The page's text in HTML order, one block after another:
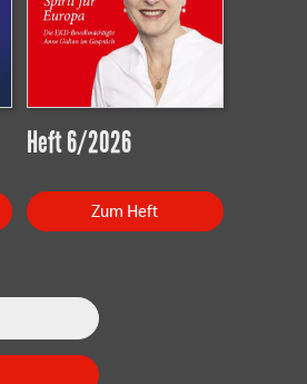
Heft 6/2026
Zum Heft